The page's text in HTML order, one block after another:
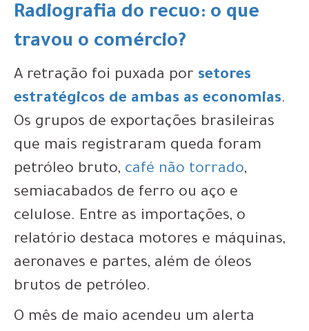
Radiografia do recuo: o que
travou o comércio?
A retração foi puxada por setores
estratégicos de ambas as economias.
Os grupos de exportações brasileiras
que mais registraram queda foram
petróleo bruto, café não torrado,
semiacabados de ferro ou aço e
celulose. Entre as importações, o
relatório destaca motores e máquinas,
aeronaves e partes, além de óleos
brutos de petróleo.
O mês de maio acendeu um alerta